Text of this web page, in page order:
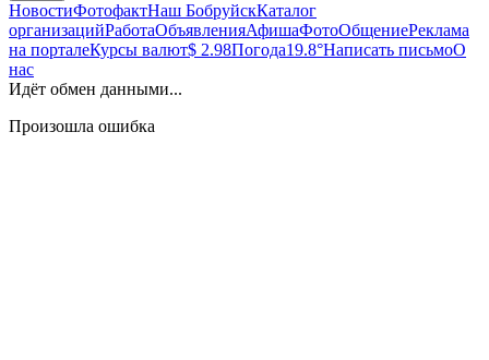
НовостиФотофактНаш БобруйскКаталог
организацийРаботаОбъявленияАфишаФотоОбщениеРеклама
на порталеКурсы валют$ 2.98Погода19.8°Написать письмоО
нас
Идёт обмен данными...
Произошла ошибка